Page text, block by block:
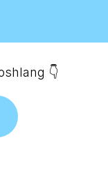
👇